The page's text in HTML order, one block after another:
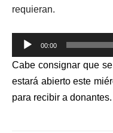
requieran.
Reproductor
de
audio
00:00
Cabe consignar que s
estará abierto este
para recibir a donantes.